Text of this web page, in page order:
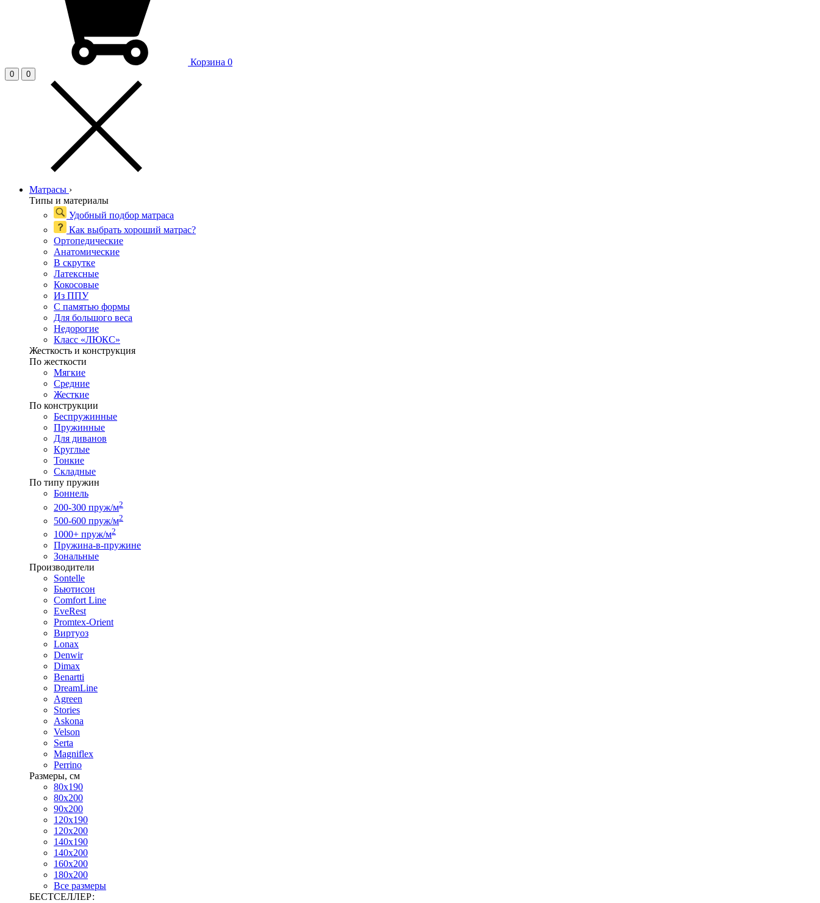
Корзина 0
0 0
Матрасы ›
Типы и материалы
Удобный подбор матраса
Как выбрать хороший матрас?
Ортопедические
Анатомические
В скрутке
Латексные
Кокосовые
Из ППУ
С памятью формы
Для большого веса
Недорогие
Класс «ЛЮКС»
Жесткость и конструкция
По жесткости
Мягкие
Средние
Жесткие
По конструкции
Беспружинные
Пружинные
Для диванов
Круглые
Тонкие
Складные
По типу пружин
Боннель
200-300 пруж/м2
500-600 пруж/м2
1000+ пруж/м2
Пружина-в-пружине
Зональные
Производители
Sontelle
Бьютисон
Comfort Line
EveRest
Promtex-Orient
Виртуоз
Lonax
Denwir
Dimax
Benartti
DreamLine
Agreen
Stories
Askona
Velson
Serta
Magniflex
Perrino
Размеры, см
80х190
80х200
90х200
120х190
120х200
140х190
140х200
160х200
180х200
Все размеры
БЕСТСЕЛЛЕР: